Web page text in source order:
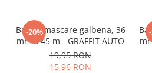
-20%
Banda mascare galbena, 36
mm x 45 m - GRAFFIT AUTO
19,95 RON
15,96 RON